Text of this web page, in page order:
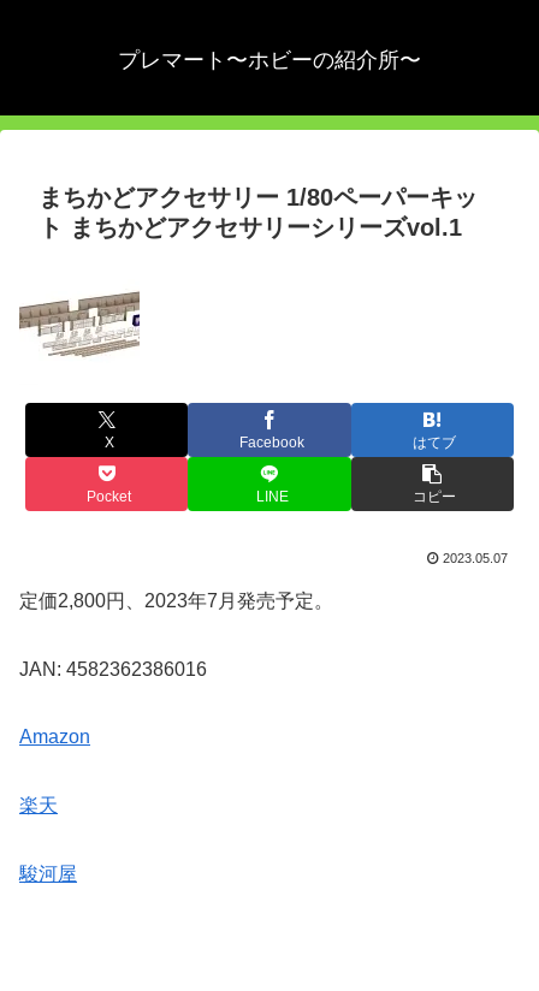
プレマート〜ホビーの紹介所〜
まちかどアクセサリー 1/80ペーパーキッ
ト まちかどアクセサリーシリーズvol.1
X Facebook はてブ
Pocket LINE コピー
2023.05.07
定価2,800円、2023年7月発売予定。
JAN: 4582362386016
Amazon
楽天
駿河屋